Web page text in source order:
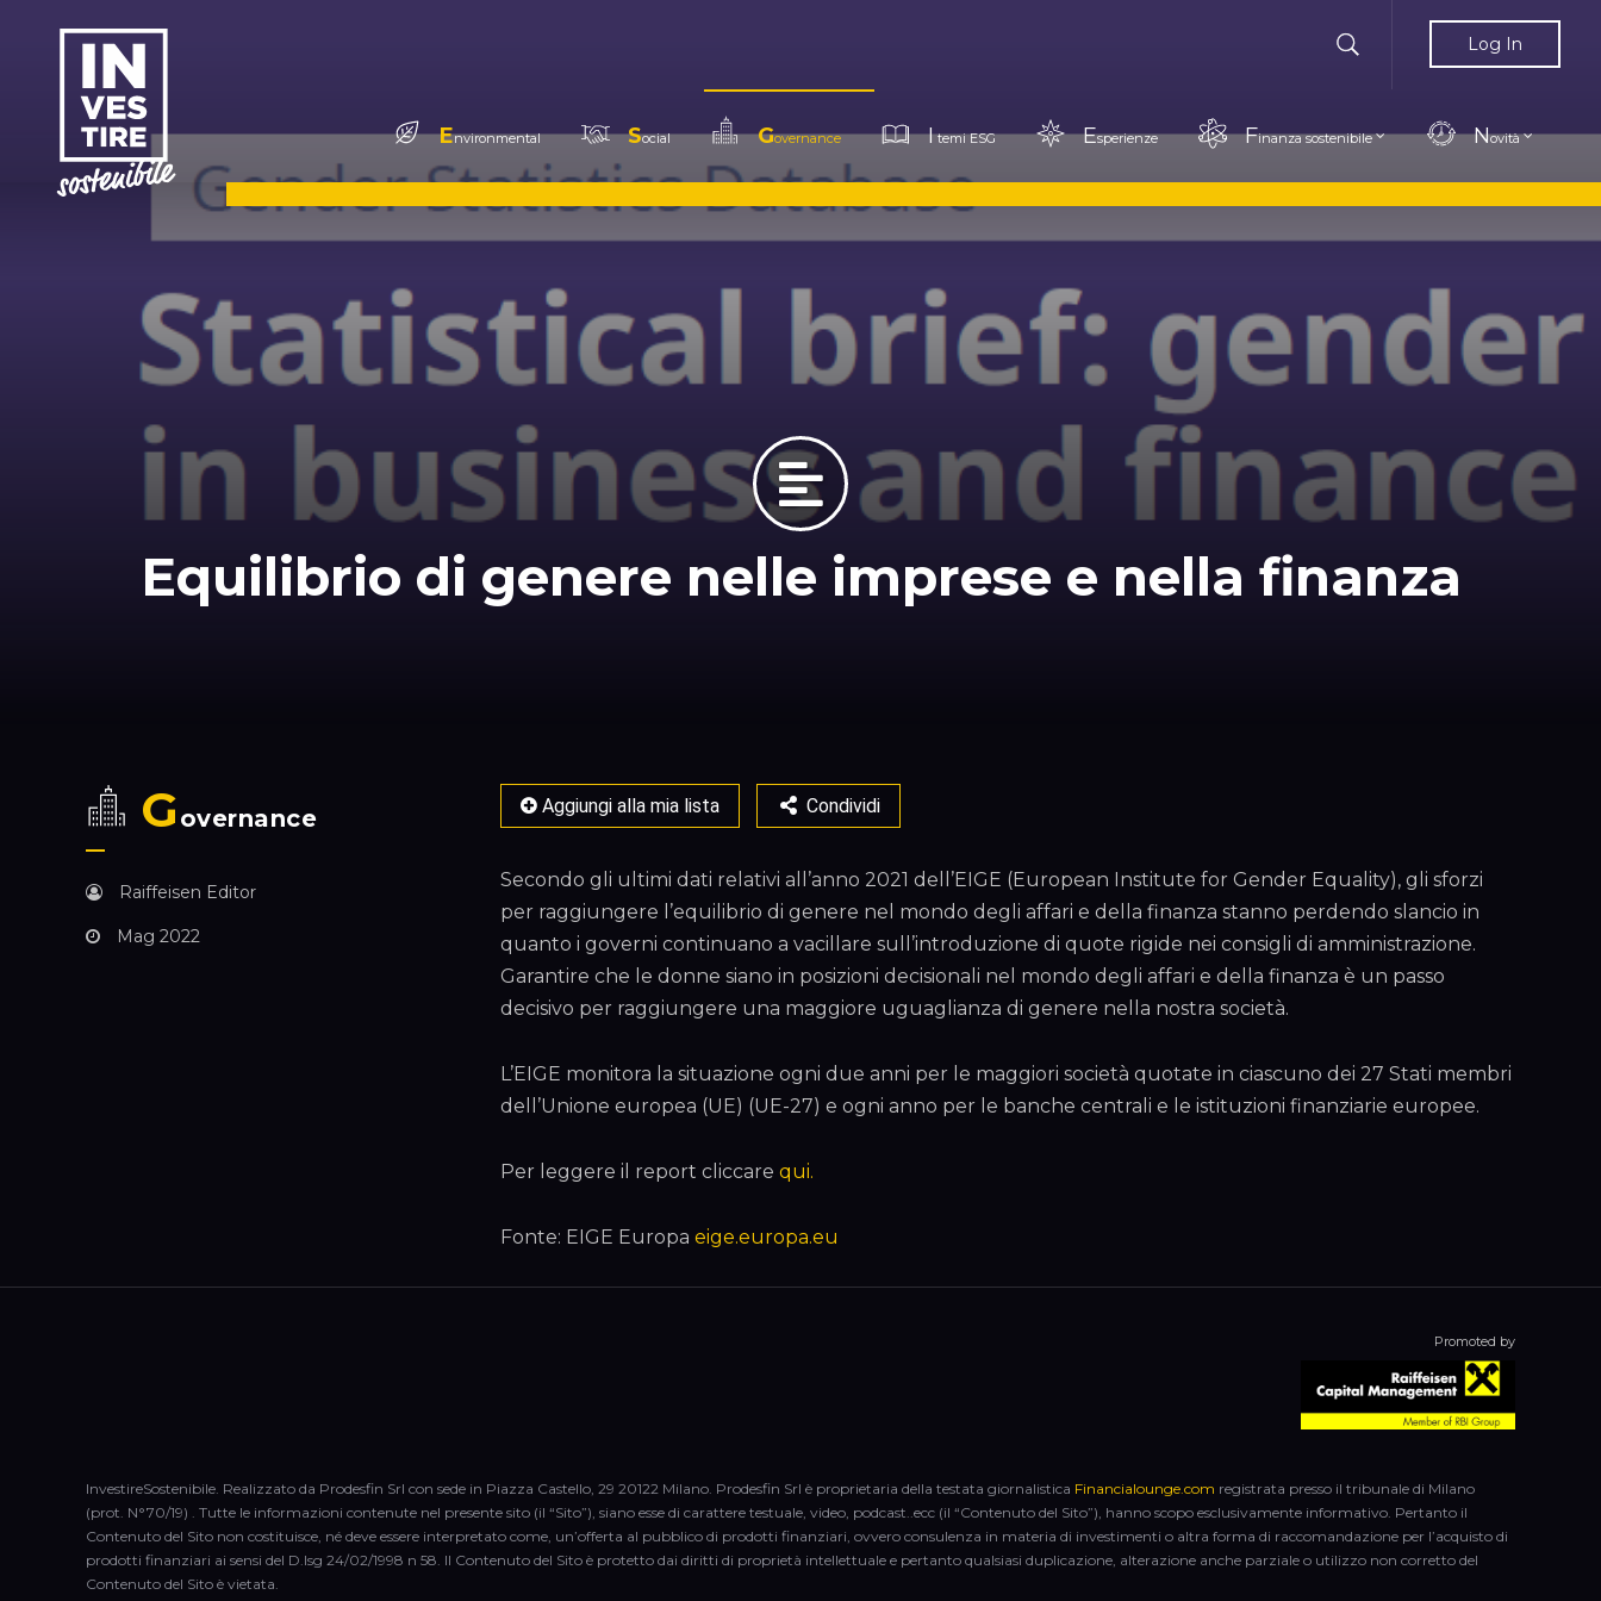
Log In
Environmental Social Governance Itemi ESG Esperienze Finanza sostenibile Novità
Equilibrio di genere nelle imprese e nella finanza
Aggiungi alla mia lista Condividi
Secondo gli ultimi dati relativi all’anno 2021 dell’EIGE (European Institute for Gender Equality), gli sforzi
per raggiungere l’equilibrio di genere nel mondo degli affari e della finanza stanno perdendo slancio in
quanto i governi continuano a vacillare sull’introduzione di quote rigide nei consigli di amministrazione.
Garantire che le donne siano in posizioni decisionali nel mondo degli affari e della finanza è un passo
decisivo per raggiungere una maggiore uguaglianza di genere nella nostra società.
L’EIGE monitora la situazione ogni due anni per le maggiori società quotate in ciascuno dei 27 Stati membri
dell’Unione europea (UE) (UE-27) e ogni anno per le banche centrali e le istituzioni finanziarie europee.
Per leggere il report cliccare qui.
Fonte: EIGE Europa eige.europa.eu
Governance
Raiffeisen Editor
Mag 2022
Promoted by
InvestireSostenibile. Realizzato da Prodesfin Srl con sede in Piazza Castello, 29 20122 Milano. Prodesfin Srl è proprietaria della testata giornalistica Financialounge.com registrata presso il tribunale di Milano
(prot. N°70/19) . Tutte le informazioni contenute nel presente sito (il “Sito”), siano esse di carattere testuale, video, podcast..ecc (il “Contenuto del Sito”), hanno scopo esclusivamente informativo. Pertanto il
Contenuto del Sito non costituisce, né deve essere interpretato come, un’offerta al pubblico di prodotti finanziari, ovvero consulenza in materia di investimenti o altra forma di raccomandazione per l’acquisto di
prodotti finanziari ai sensi del D.lsg 24/02/1998 n 58. Il Contenuto del Sito è protetto dai diritti di proprietà intellettuale e pertanto qualsiasi duplicazione, alterazione anche parziale o utilizzo non corretto del
Contenuto del Sito è vietata.